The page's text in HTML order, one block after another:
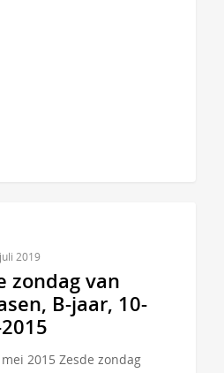
2019
zondag van
B-jaar, 10-
2015 Zesde zondag